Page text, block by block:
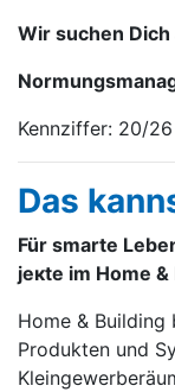
Wir suchen
Kennziffer: 20/26
Das
Für smar­te
jек­te im Home
Ho­me &
Pro­duk­ten und